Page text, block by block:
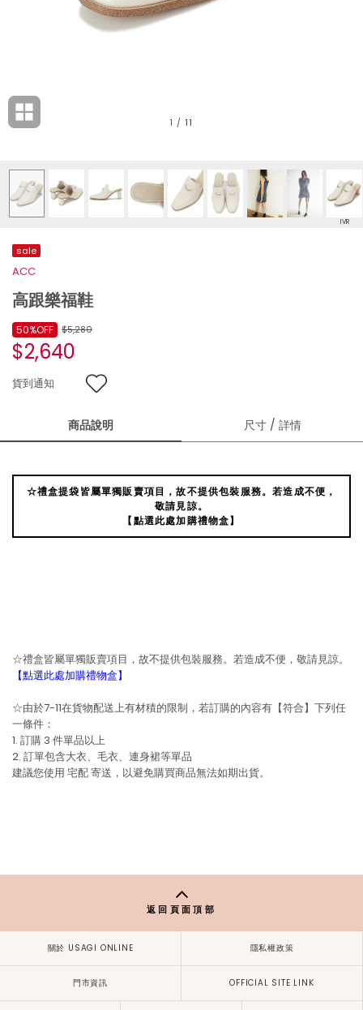
1 / 11
IVR
sale
ACC
高跟樂福鞋
$5,280
$2,640
50%OFF
貨到通知
商品說明 尺寸 / 詳情
☆禮盒提袋皆屬單獨販賣項目，故不提供包裝服務。若造成不便，
敬請見諒。
【點選此處加購禮物盒】
☆禮盒皆屬單獨販賣項目，故不提供包裝服務。若造成不便，敬請見諒。
【點選此處加購禮物盒】
☆由於7-11在貨物配送上有材積的限制，若訂購的內容有【符合】下列任
一條件：
1. 訂購 3 件單品以上
2. 訂單包含大衣、毛衣、連身裙等單品
建議您使用 宅配寄送，以避免購買商品無法如期出貨。
返回頁面頂部
關於 USAGI ONLINE 隱私權政策
門市資訊 OFFICIAL SITE LINK